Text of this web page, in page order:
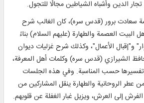
الدين وأشباه الشياطين مجالًا للتجول.
سعادت برور (قدس سره)، كان الغالب شرح
البيت العصمة والطهارة (عليهم السلام) بناءً
و"إقبال الأعمال"، وكذلك شرح غزليات ديوان
الشيرازي (قدس سره) وكلمات أهل المعرفة،
حسب المناسبة. وفي هذه الجلسات
عطر الروحانية والطهارة ينقل المشاركين من
إلى العرش، ويزيل غبار الغفلة عن قلوبهم.